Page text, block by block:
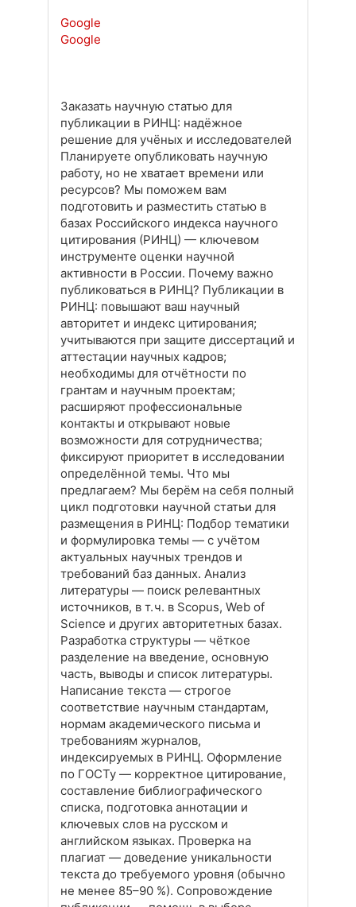
Google
Google
Заказать научную статью для
публикации в РИНЦ: надёжное
решение для учёных и исследователей
Планируете опубликовать научную
работу, но не хватает времени или
ресурсов? Мы поможем вам
подготовить и разместить статью в
базах Российского индекса научного
цитирования (РИНЦ) — ключевом
инструменте оценки научной
активности в России. Почему важно
публиковаться в РИНЦ? Публикации в
РИНЦ: повышают ваш научный
авторитет и индекс цитирования;
учитываются при защите диссертаций и
аттестации научных кадров;
необходимы для отчётности по
грантам и научным проектам;
расширяют профессиональные
контакты и открывают новые
возможности для сотрудничества;
фиксируют приоритет в исследовании
определённой темы. Что мы
предлагаем? Мы берём на себя полный
цикл подготовки научной статьи для
размещения в РИНЦ: Подбор тематики
и формулировка темы — с учётом
актуальных научных трендов и
требований баз данных. Анализ
литературы — поиск релевантных
источников, в т. ч. в Scopus, Web of
Science и других авторитетных базах.
Разработка структуры — чёткое
разделение на введение, основную
часть, выводы и список литературы.
Написание текста — строгое
соответствие научным стандартам,
нормам академического письма и
требованиям журналов,
индексируемых в РИНЦ. Оформление
по ГОСТу — корректное цитирование,
составление библиографического
списка, подготовка аннотации и
ключевых слов на русском и
английском языках. Проверка на
плагиат — доведение уникальности
текста до требуемого уровня (обычно
не менее 85–90 %). Сопровождение